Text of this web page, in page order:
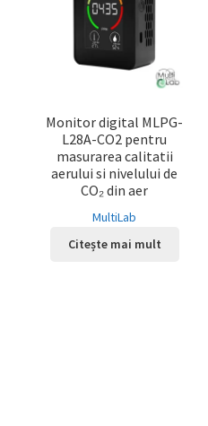
Monitor digital MLPG-
L28A-CO2 pentru
masurarea calitatii
aerului si nivelului de
CO₂ din aer
MultiLab
Citește mai mult